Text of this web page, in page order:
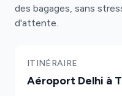
des bagages, sans
d'attente.
ITINÉRAIRE
Aéroport Delhi à